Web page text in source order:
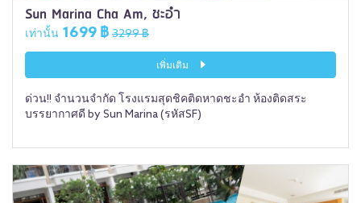
Sun Marina Cha Am, ชะอำ
เท่านั้น 1699 ฿ 3299 ฿
เพิ่มเติม
ด่วน!! จำนวนจำกัด โรงแรมสุดชิคติดหาดชะอำ ห้องติดสระ
บรรยากาศดี by Sun Marina (รหัสSF)